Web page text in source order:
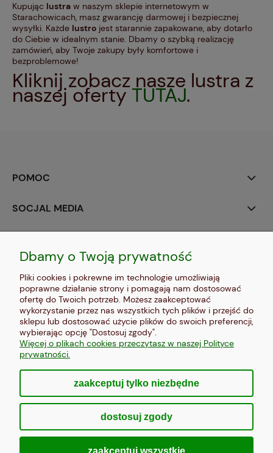
Kupując lustra w naszym sklepie internetowym w
Starachowicach, masz gwarancję darmowej i bezpiecznej
wysyłki. Każde lustro jest starannie zapakowane, aby dotarło
do Ciebie w idealnym stanie. Dbamy o szybką realizację
zamówień, aby Twoje zakupy były komfortowe i
bezproblemowe!
Kliknij zobacz nasze lustra z
naszej ofertyTUTAJ.
POMOC
SOCJAL MEDIA
INFORMACJE
O NAS
Sklep internetowy Shoper Premium
Dbamy o Twoją prywatność
Pliki cookies i pokrewne im technologie umożliwiają
poprawne działanie strony i pomagają nam dostosować
ofertę do Twoich potrzeb. Możesz zaakceptować
wykorzystanie przez nas wszystkich tych plików i przejść do
sklepu lub dostosować użycie plików do swoich preferencji,
wybierając opcję "Dostosuj zgody".
Więcej o plikach cookies przeczytasz w naszej Polityce
prywatności.
zaakceptuj tylko niezbędne
dostosuj zgody
zaakceptuj wszystkie